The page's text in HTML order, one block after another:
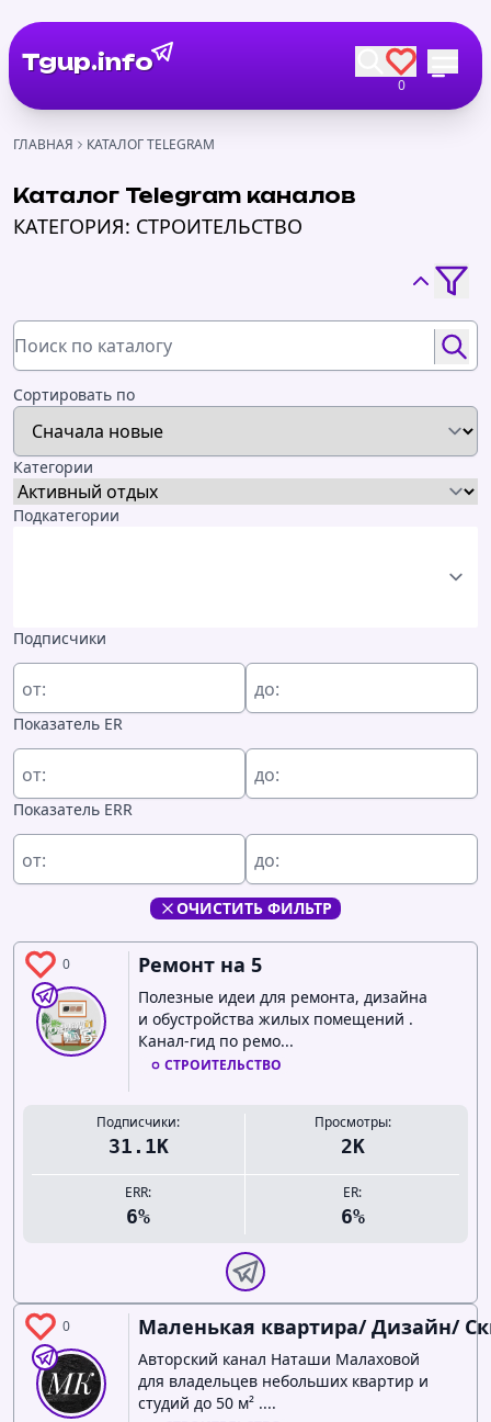
Tgup.info
0
ГЛАВНАЯ КАТАЛОГ TELEGRAM
Каталог Telegram каналов
КАТЕГОРИЯ: СТРОИТЕЛЬСТВО
Сортировать по
Категории
Подкатегории
Подписчики
от: до:
Показатель ER
от: до:
Показатель ERR
от: до:
ОЧИСТИТЬ ФИЛЬТР
0 Ремонт на 5
Полезные идеи для ремонта, дизайна
и обустройства жилых помещений .
Канал-гид по ремо...
СТРОИТЕЛЬСТВО
Подписчики:
31.1K
ERR:
6%
Просмотры:
2K
ER:
6%
0 Маленькая квартира/ Дизайн/
Авторский канал Наташи Малаховой
для владельцев небольших квартир и
студий до 50 м² ....